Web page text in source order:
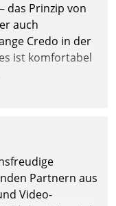
das Prinzip von
auch
Credo in der
ist komfortabel
Partnern aus
Video-